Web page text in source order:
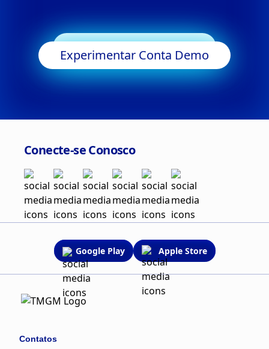
Começar a Negociar
Experimentar Conta Demo
Conecte-se Conosco
Google Play Apple Store
Contatos